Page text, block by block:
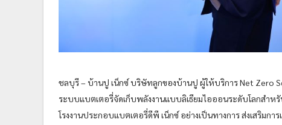
ชลบุรี – บ้านปู เน็กซ์ บริษัทลูกของบ้านปู ผู้ให้บริการ Net Zero
ระบบแบตเตอรี่จัดเก็บพลังงานแบบลิเธียมไอออนระดับโลกสำห
โรงงานประกอบแบตเตอรี่ดีพี เน็กซ์ อย่างเป็นทางการ ส่งเสริมก